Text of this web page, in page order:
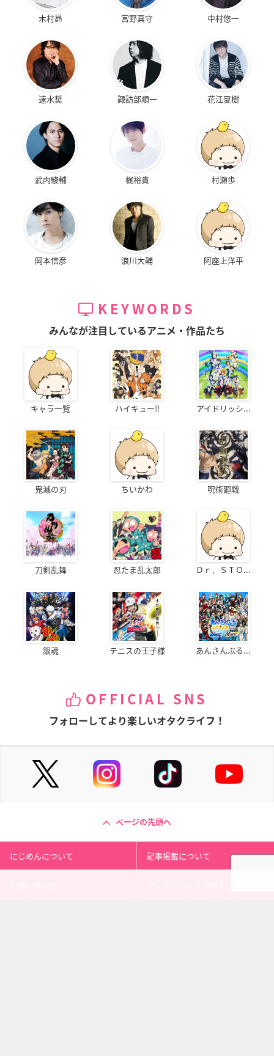
木村昴 宮野真守 中村悠一
速水奨 諏訪部順一 花江夏樹
武内駿輔 梶裕貴 村瀬歩
岡本信彦 浪川大輔 阿座上洋平
KEYWORDS
みんなが注目しているアニメ・作品たち
キャラ一覧 ハイキュー!! アイドリッシ...
鬼滅の刃 ちいかわ 呪術廻戦
刀剣乱舞 忍たま乱太郎 Ｄｒ．ＳＴＯ...
銀魂 テニスの王子様 あんさんぶる...
OFFICIAL SNS
フォローしてより楽しいオタクライフ！
ページの先頭へ
にじめんについて 記事掲載について